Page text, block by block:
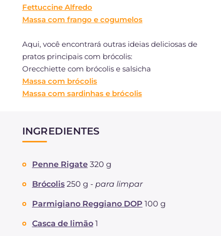
Fettuccine Alfredo
Massa com frango e cogumelos
Aqui, você encontrará outras ideias deliciosas de
pratos principais com brócolis:
Orecchiette com brócolis e salsicha
Massa com brócolis
Massa com sardinhas e brócolis
INGREDIENTES
Penne Rigate 320 g
Brócolis 250 g - para limpar
Parmigiano Reggiano DOP 100 g
Casca de limão 1